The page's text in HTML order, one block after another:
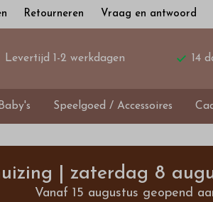
Retourneren Vraag en antwoord
Levertijd 1-2 werkdagen 14
Speelgoed / Accessoires
| zaterdag 8
Vanaf 15 augustus geopend